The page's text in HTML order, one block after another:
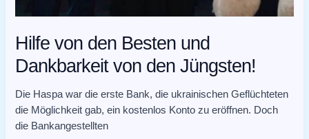
Hilfe von den Besten und
Dankbarkeit von den Jüngsten!
Die Haspa war die erste Bank, die ukrainischen Geflüchteten
die Möglichkeit gab, ein kostenlos Konto zu eröffnen. Doch
die Bankangestellten